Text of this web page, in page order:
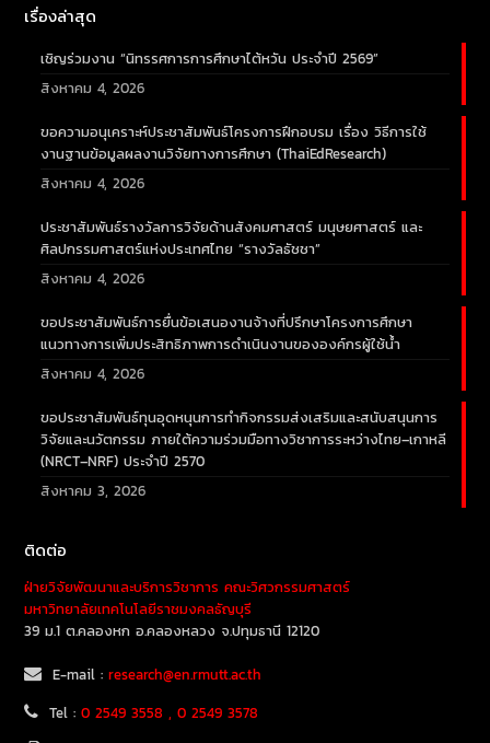
เรื่องล่าสุด
เชิญร่วมงาน “นิทรรศการการศึกษาไต้หวัน ประจำปี 2569”
สิงหาคม 4, 2026
ขอความอนุเคราะห์ประชาสัมพันธ์โครงการฝึกอบรม เรื่อง วิธีการใช้
งานฐานข้อมูลผลงานวิจัยทางการศึกษา (ThaiEdResearch)
สิงหาคม 4, 2026
ประชาสัมพันธ์รางวัลการวิจัยด้านสังคมศาสตร์ มนุษยศาสตร์ และ
ศิลปกรรมศาสตร์แห่งประเทศไทย “รางวัลธัชชา”
สิงหาคม 4, 2026
ขอประชาสัมพันธ์การยื่นข้อเสนองานจ้างที่ปรึกษาโครงการศึกษา
แนวทางการเพิ่มประสิทธิภาพการดำเนินงานขององค์กรผู้ใช้น้ำ
สิงหาคม 4, 2026
ขอประชาสัมพันธ์ทุนอุดหนุนการทำกิจกรรมส่งเสริมและสนับสนุนการ
วิจัยและนวัตกรรม ภายใต้ความร่วมมือทางวิชาการระหว่างไทย–เกาหลี
(NRCT–NRF) ประจำปี 2570
สิงหาคม 3, 2026
ติดต่อ
ฝ่ายวิจัยพัฒนาและบริการวิชาการ คณะวิศวกรรมศาสตร์
มหาวิทยาลัยเทคโนโลยีราชมงคลธัญบุรี
39 ม.1 ต.คลองหก อ.คลองหลวง จ.ปทุมธานี 12120
E-mail :research@en.rmutt.ac.th
Tel :0 2549 3558 , 0 2549 3578